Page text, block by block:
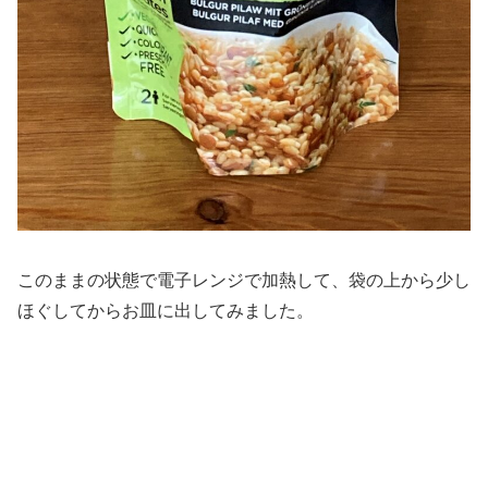
このままの状態で電子レンジで加熱して、袋の上から少し
ほぐしてからお皿に出してみました。